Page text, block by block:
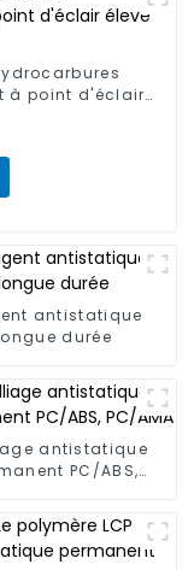
à point d'éclair
antistatique
durée
antistatique
PC/ABS,